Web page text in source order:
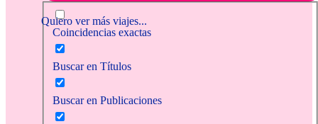
Quiero ver más viajes...
Coincidencias exactas
Buscar en Títulos
Buscar en Publicaciones